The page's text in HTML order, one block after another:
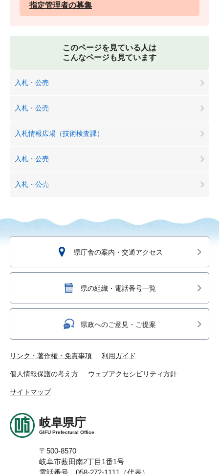
指定管理者の募集
このページを見ている人は
こんなページも見ています
入札・公売
入札・公売
入札情報広場（技術検査課）
入札・公売
入札・公売
県庁舎の案内・交通アクセス
県の組織・電話番号一覧
県政へのご意見・ご提案
リンク・著作権・免責事項 利用ガイド
個人情報保護の考え方 ウェブアクセシビリティ方針
サイトマップ
岐阜県庁
GIFU Prefectural Office
〒500-8570
岐阜市薮田南2丁目1番1号
電話番号 058-272-1111（代表）